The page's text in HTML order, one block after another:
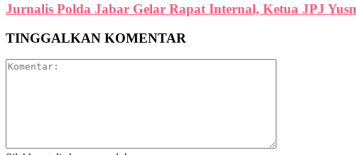
Jurnalis Polda Jabar Gelar Rapat Internal, Ketua JPJ
TINGGALKAN KOMENTAR